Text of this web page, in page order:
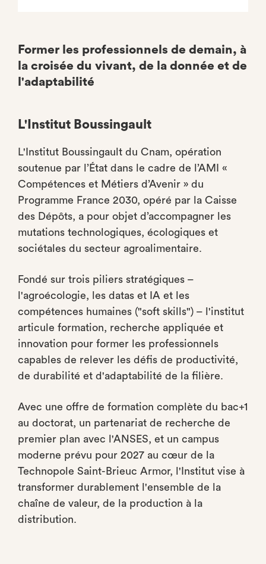
Former les professionnels de demain, à
la croisée du vivant, de la donnée et de
l'adaptabilité
L'Institut Boussingault
L'Institut Boussingault du Cnam, opération
soutenue par l’État dans le cadre de l’AMI «
Compétences et Métiers d’Avenir » du
Programme France 2030, opéré par la Caisse
des Dépôts, a pour objet d’accompagner les
mutations technologiques, écologiques et
sociétales du secteur agroalimentaire.
Fondé sur trois piliers stratégiques –
l'agroécologie, les datas et IA et les
compétences humaines ("soft skills") – l'institut
articule formation, recherche appliquée et
innovation pour former les professionnels
capables de relever les défis de productivité,
de durabilité et d'adaptabilité de la filière.
Avec une offre de formation complète du bac+1
au doctorat, un partenariat de recherche de
premier plan avec l'ANSES, et un campus
moderne prévu pour 2027 au cœur de la
Technopole Saint-Brieuc Armor, l'Institut vise à
transformer durablement l'ensemble de la
chaîne de valeur, de la production à la
distribution.